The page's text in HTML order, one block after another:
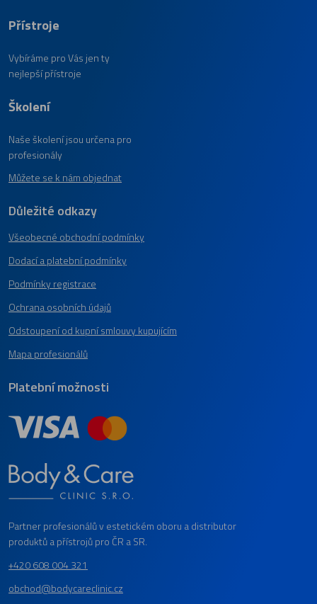
Přístroje
Vybíráme pro Vás jen ty
nejlepší přístroje
Školení
Naše školení jsou určena pro
profesionály
Můžete se k nám objednat
Důležité odkazy
Všeobecné obchodní podmínky
Dodací a platební podmínky
Podmínky registrace
Ochrana osobních údajů
Odstoupení od kupní smlouvy kupujícím
Mapa profesionálů
Platební možnosti
Partner profesionálů v estetickém oboru a distributor
produktů a přístrojů pro ČR a SR.
+420 608 004 321
obchod@bodycareclinic.cz